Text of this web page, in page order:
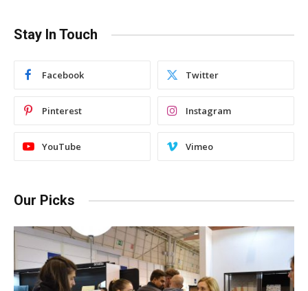
Stay In Touch
Facebook Twitter
Pinterest Instagram
YouTube Vimeo
Our Picks